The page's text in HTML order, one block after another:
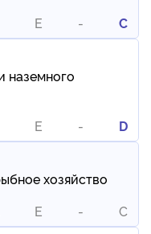
E - C
наземного
E - D
хозяйство
E - C